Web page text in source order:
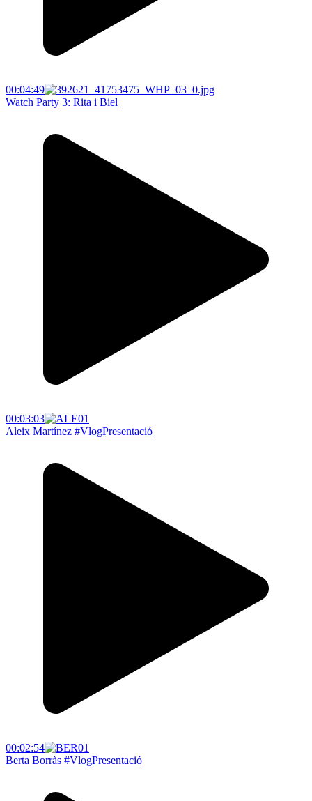
00:04:49
Watch Party 3: Rita i Biel
00:03:03
Aleix Martínez #VlogPresentació
00:02:54
Berta Borràs #VlogPresentació